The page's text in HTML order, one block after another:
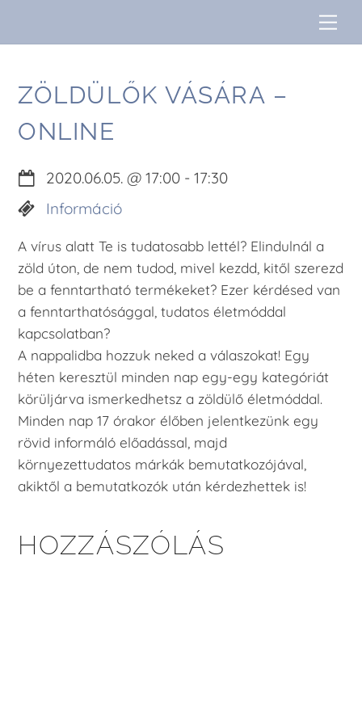
ZÖLDÜLŐK VÁSÁRA –
ONLINE
2020.06.05. @ 17:00 - 17:30
Információ
A vírus alatt Te is tudatosabb lettél? Elindulnál a
zöld úton, de nem tudod, mivel kezdd, kitől szerezd
be a fenntartható termékeket? Ezer kérdésed van
a fenntarthatósággal, tudatos életmóddal
kapcsolatban?
A nappalidba hozzuk neked a válaszokat! Egy
héten keresztül minden nap egy-egy kategóriát
körüljárva ismerkedhetsz a zöldülő életmóddal.
Minden nap 17 órakor élőben jelentkezünk egy
rövid informáló előadással, majd
környezettudatos márkák bemutatkozójával,
akiktől a bemutatkozók után kérdezhettek is!
HOZZÁSZÓLÁS